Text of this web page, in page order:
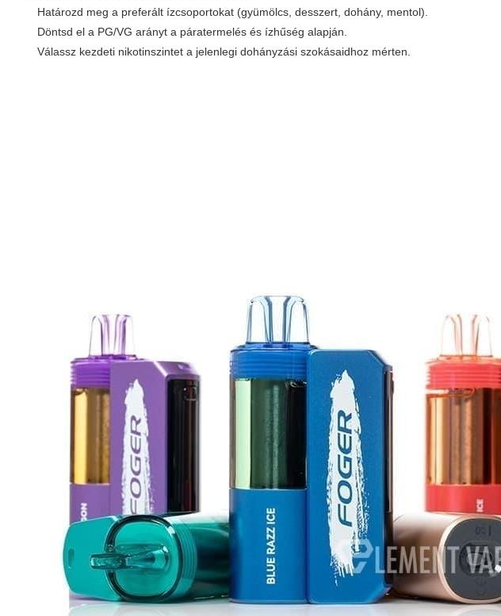
Határozd meg a preferált ízcsoportokat (gyümölcs, desszert, dohány, mentol).
Döntsd el a PG/VG arányt a páratermelés és ízhűség alapján.
Válassz kezdeti nikotinszintet a jelenlegi dohányzási szokásaidhoz mérten.